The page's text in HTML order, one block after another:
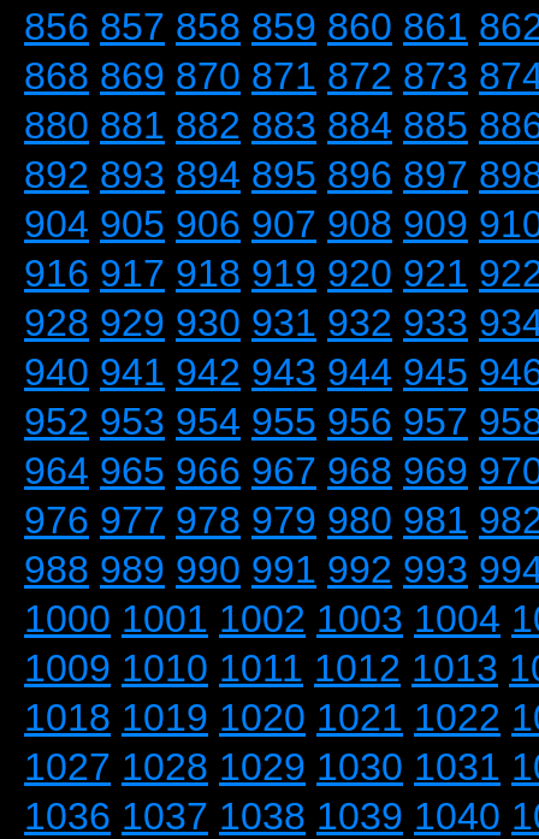
856 857 858 859 860 861
868 869 870 871 872 873
880 881 882 883 884 885
892 893 894 895 896 897
904 905 906 907 908 909
916 917 918 919 920 921
928 929 930 931 932 933
940 941 942 943 944 945
952 953 954 955 956 957
964 965 966 967 968 969
976 977 978 979 980 981
988 989 990 991 992 993
1000 1001 1002 1003 1004
1009 1010 1011 1012 1013
1018 1019 1020 1021 1022
1027 1028 1029 1030 1031
1036 1037 1038 1039 1040